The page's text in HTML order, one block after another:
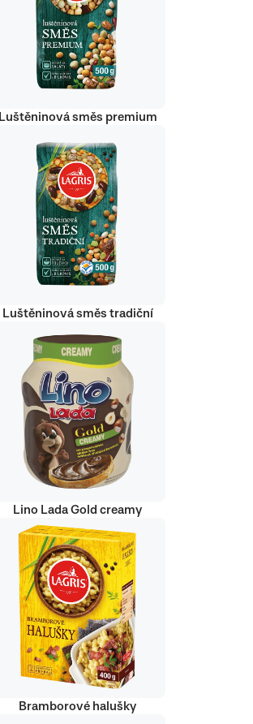
Luštěninová směs premium
Luštěninová směs tradiční
Lino Lada Gold creamy
Bramborové halušky